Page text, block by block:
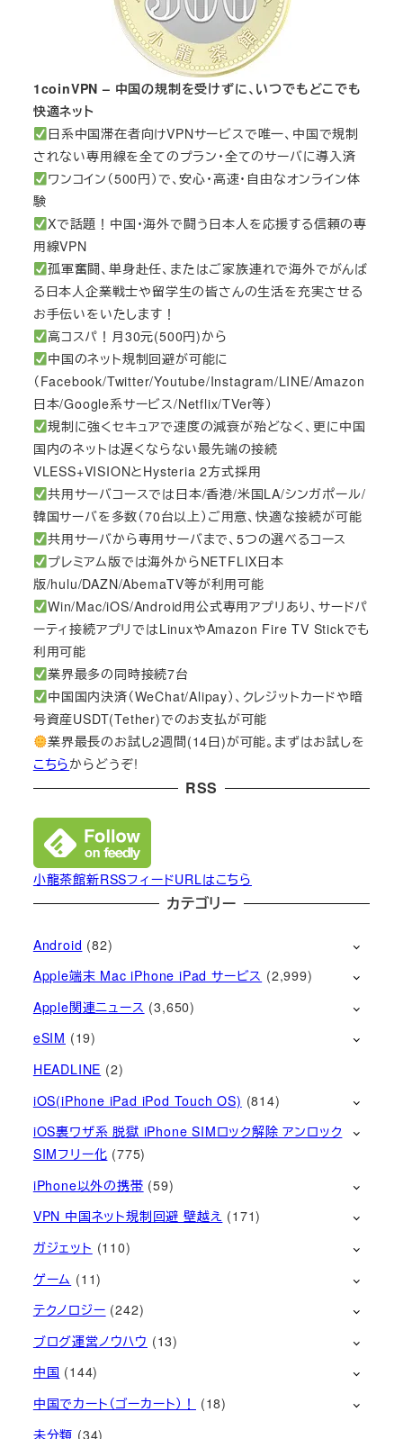
1coinVPN – 中国の規制を受けずに、いつでもどこでも
快適ネット
日系中国滞在者向けVPNサービスで唯一、中国で規制
されない専用線を全てのプラン・全てのサーバに導入済
ワンコイン（500円）で、安心・高速・自由なオンライン体
験
Xで話題！中国・海外で闘う日本人を応援する信頼の専
用線VPN
孤軍奮闘、単身赴任、またはご家族連れで海外でがんば
る日本人企業戦士や留学生の皆さんの生活を充実させる
お手伝いをいたします！
高コスパ！月30元(500円)から
中国のネット規制回避が可能に
（Facebook/Twitter/Youtube/Instagram/LINE/Amazon
日本/Google系サービス/Netflix/TVer等）
規制に強くセキュアで速度の減衰が殆どなく、更に中国
国内のネットは遅くならない最先端の接続
VLESS+VISIONとHysteria 2方式採用
共用サーバコースでは日本/香港/米国LA/シンガポール/
韓国サーバを多数（70台以上）ご用意、快適な接続が可能
共用サーバから専用サーバまで、5つの選べるコース
プレミアム版では海外からNETFLIX日本
版/hulu/DAZN/AbemaTV等が利用可能
Win/Mac/iOS/Android用公式専用アプリあり、サードパ
ーティ接続アプリではLinuxやAmazon Fire TV Stickでも
利用可能
業界最多の同時接続7台
中国国内決済（WeChat/Alipay）、クレジットカードや暗
号資産USDT(Tether)でのお支払が可能
業界最長のお試し2週間(14日)が可能。まずはお試しを
こちらからどうぞ!
RSS
小龍茶館新RSSフィードURLはこちら
カテゴリー
Android (82)
Apple端末 Mac iPhone iPad サービス (2,999)
Apple関連ニュース (3,650)
eSIM (19)
HEADLINE (2)
iOS(iPhone iPad iPod Touch OS) (814)
iOS裏ワザ系 脱獄 iPhone SIMロック解除 アンロック
SIMフリー化 (775)
iPhone以外の携帯 (59)
VPN 中国ネット規制回避 壁越え (171)
ガジェット (110)
ゲーム (11)
テクノロジー (242)
ブログ運営ノウハウ (13)
中国 (144)
中国でカート（ゴーカート）！
(18)
未分類 (34)